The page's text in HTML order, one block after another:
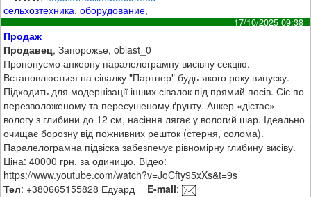
сельхозтехника,оборудование,
17/10/2025 09:38
Продаж
Продавец, Запорожье, oblast_0
Пропонуємо анкерну паралелограмну висівну секцію.
Встановлюється на сівалку "Партнер" будь-якого року випуску.
Підходить для модернізації інших сівалок під прямий посів. Сіє по
перезволоженому та пересушеному ґрунту. Анкер «дістає»
вологу з глибини до 12 см, насіння лягає у вологий шар. Ідеально
очищає борозну від пожнивних решток (стерня, солома).
Паралелограмна підвіска забезпечує рівномірну глибину висіву.
Ціна: 40000 грн. за одиницю. Відео:
https://www.youtube.com/watch?v=JoCfty95xXs&t=9s
Тел: +380665155828 Едуард E-mail: